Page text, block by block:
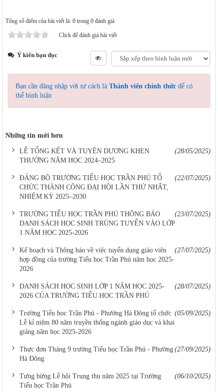
Tổng số điểm của bài viết là: 0 trong 0 đánh giá
Click để đánh giá bài viết
Ý kiến bạn đọc
Bạn cần đăng nhập với tư cách là Thành viên chính thức để có
thể bình luận
Những tin mới hơn
LỄ TỔNG KẾT VÀ TUYÊN DƯƠNG KHEN
THƯỞNG NĂM HỌC 2024–2025
(28/05/2025)
ĐẢNG BỘ TRƯỜNG TIỂU HỌC TRẦN PHÚ TỔ
CHỨC THÀNH CÔNG ĐẠI HỘI LẦN THỨ NHẤT,
NHIỆM KỲ 2025–2030
(22/07/2025)
TRƯỜNG TIỂU HỌC TRẦN PHÚ THÔNG BÁO
DANH SÁCH HỌC SINH TRÚNG TUYỂN VÀO LỚP
1 NĂM HỌC 2025-2026
(23/07/2025)
Kế hoạch và Thông báo về việc tuyển dụng giáo viên
hợp đồng của trường Tiểu học Trần Phú năm học 2025-
2026
(27/07/2025)
DANH SÁCH HỌC SINH LỚP 1 NĂM HỌC 2025-
2026 CỦA TRƯỜNG TIỂU HỌC TRẦN PHÚ
(28/07/2025)
Trường Tiểu học Trần Phú - Phường Hà Đông tổ chức
Lễ kỉ niệm 80 năm truyền thống ngành giáo dục và khai
giảng năm học 2025-2026
(05/09/2025)
Thực đơn Tháng 9 trường Tiểu học Trần Phú - Phường
Hà Đông
(27/09/2025)
Tưng bừng Lễ hội Trung thu năm 2025 tại Trường
Tiểu học Trần Phú
(06/10/2025)